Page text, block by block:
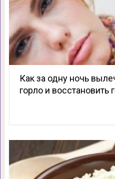
Как за одну ночь
горло и восстановить